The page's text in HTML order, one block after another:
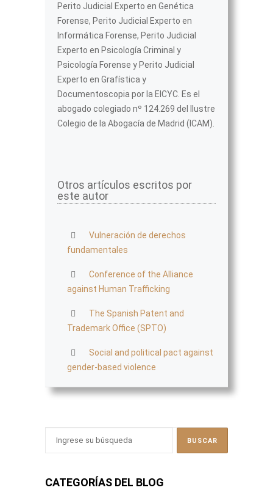
Perito Judicial Experto en Genética
Forense, Perito Judicial Experto en
Informática Forense, Perito Judicial
Experto en Psicología Criminal y
Psicología Forense y Perito Judicial
Experto en Grafística y
Documentoscopia por la EICYC. Es el
abogado colegiado nº 124.269 del Ilustre
Colegio de la Abogacía de Madrid (ICAM).
Otros artículos escritos por
este autor
Vulneración de derechos
fundamentales
Conference of the Alliance
against Human Trafficking
The Spanish Patent and
Trademark Office (SPTO)
Social and political pact against
gender-based violence
CATEGORÍAS DEL BLOG